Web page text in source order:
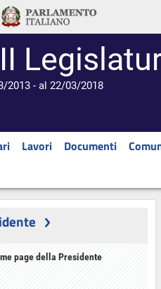
2013 - al 22/03/2018
Lavori Documenti
page della Presidente